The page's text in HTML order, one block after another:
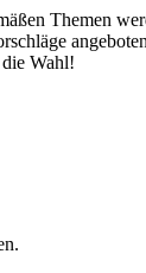
Themen
die Wahl!